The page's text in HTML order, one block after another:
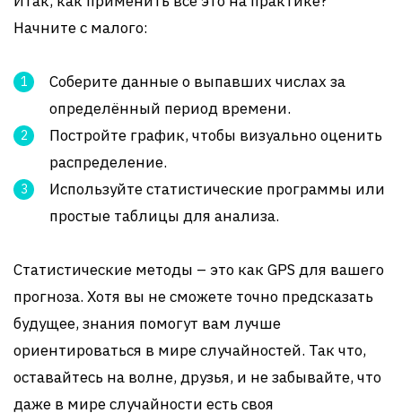
Начните с малого:
Соберите данные о выпавших числах за
определённый период времени.
Постройте график, чтобы визуально оценить
распределение.
Используйте статистические программы или
простые таблицы для анализа.
Статистические методы – это как GPS для вашего
прогноза. Хотя вы не сможете точно предсказать
будущее, знания помогут вам лучше
ориентироваться в мире случайностей. Так что,
оставайтесь на волне, друзья, и не забывайте, что
даже в мире случайности есть своя